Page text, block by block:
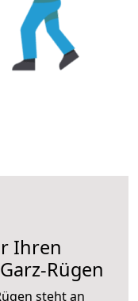
Ihren
Rügen
steht an